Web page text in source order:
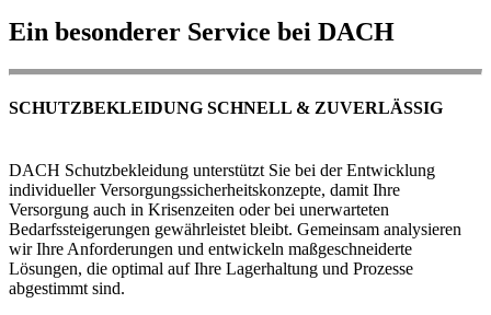
Ein besonderer Service bei DACH
SCHUTZBEKLEIDUNG SCHNELL & ZUVERLÄSSIG
DACH Schutzbekleidung unterstützt Sie bei der Entwicklung
individueller Versorgungssicherheitskonzepte, damit Ihre
Versorgung auch in Krisenzeiten oder bei unerwarteten
Bedarfssteigerungen gewährleistet bleibt. Gemeinsam analysieren
wir Ihre Anforderungen und entwickeln maßgeschneiderte
Lösungen, die optimal auf Ihre Lagerhaltung und Prozesse
abgestimmt sind.